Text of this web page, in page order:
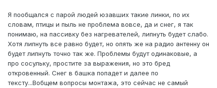
Я пообщался с парой людей юзавших такие линки, по их
словам, птицы и пыль не проблема вовсе, да и снег, я так
понимаю, на пассивку без нагревателей, липнуть будет слабо.
Хотя липнуть все равно будет, но опять же на радио антенну он
будет липнуть точно так же. Проблемы будут одинаковые, а
про сосульку, простите за выражения, но это бред
откровенный. Снег в башка попадет и далее по
тексту...Вобщем вопросы монтажа, это сейчас не самый